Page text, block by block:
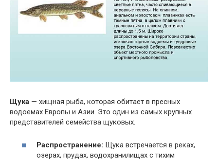
Щука — хищная рыба, которая обитает в пресных
водоемах Европы и Азии. Это один из самых крупных
представителей семейства щуковых.
Распространение: Щука встречается в реках,
озерах, прудах, водохранилищах с тихим